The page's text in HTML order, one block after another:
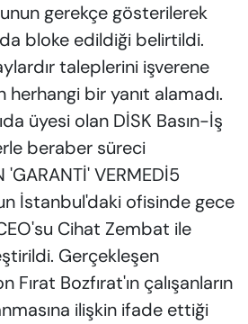
gerekçe gösterilerek
bloke edildiği belirtildi.
taleplerini işverene
bir yanıt alamadı.
üyesi olan DİSK Basın-İş
beraber süreci
VERMEDİ5
İstanbul'daki ofisinde gece
Cihat Zembat ile
Gerçekleşen
Bozfırat'ın çalışanların
ilişkin ifade ettiği